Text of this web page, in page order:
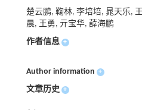
楚云鹏, 鞠林, 李培培, 晁天乐,
晨, 王勇, 亓宝华, 薛海鹏
作者信息 +
Author information +
文章历史 +